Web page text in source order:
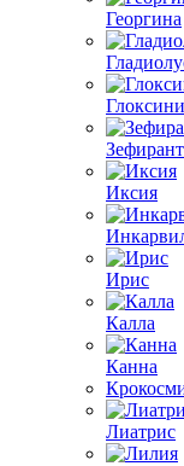
Георгина
Иксия
Ирис
Калла
Канна
Лиатрис